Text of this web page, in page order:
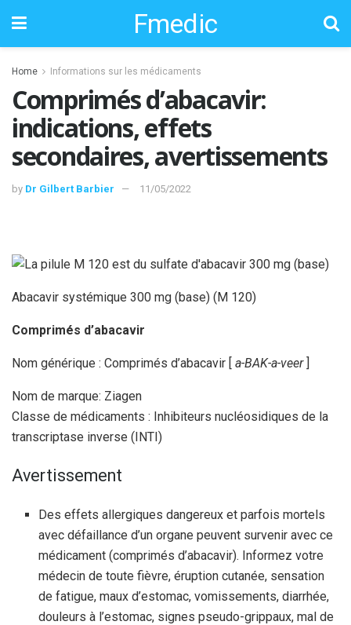
Fmedic
Home Informations sur les médicaments
Comprimés d’abacavir:
indications, effets
secondaires, avertissements
by Dr Gilbert Barbier 11/05/2022
Abacavir systémique 300 mg (base) (M 120)
Comprimés d’abacavir
Nom générique : Comprimés d’abacavir [ a-BAK-a-veer]
Nom de marque: Ziagen
Classe de médicaments : Inhibiteurs nucléosidiques de la
transcriptase inverse (INTI)
Avertissement
Des effets allergiques dangereux et parfois mortels
avec défaillance d’un organe peuvent survenir avec ce
médicament (comprimés d’abacavir). Informez votre
médecin de toute fièvre, éruption cutanée, sensation
de fatigue, maux d’estomac, vomissements, diarrhée,
douleurs à l’estomac, signes pseudo-grippaux, mal de